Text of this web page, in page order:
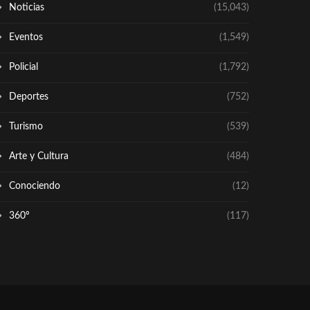
Noticias (15,043)
Eventos (1,549)
Policial (1,792)
Deportes (752)
Turismo (539)
Arte y Cultura (484)
Conociendo (12)
360º (117)